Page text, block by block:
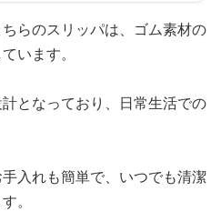
らのスリッパは、ゴム素材の
います。
となっており、日常生活での
入れも簡単で、いつでも清潔
。